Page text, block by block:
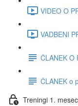
VIDEO O
VADBENI
ČLANEK O
ČLANEK o
Treningi 1. mesec